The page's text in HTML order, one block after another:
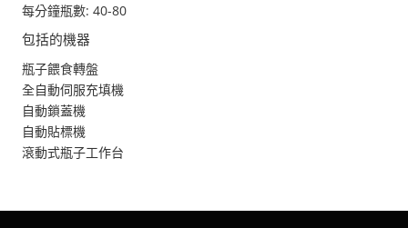
每分鐘瓶數: 40-80
包括的機器
瓶子餵食轉盤
全自動伺服充填機
自動鎖蓋機
自動貼標機
滾動式瓶子工作台